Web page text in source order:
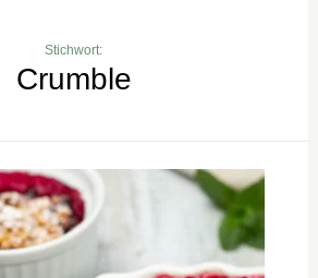
Stichwort:
Crumble